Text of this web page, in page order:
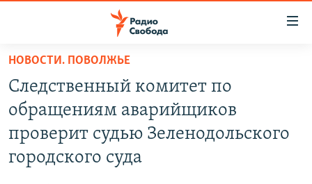
упрощенного
доступа
Вернуться
основному
содержанию
Вернутся
ПОДКАСТЫ
АВТОРСКИЕ ПРОЕКТЫ
НОВОСТИ. ПОВОЛЖЬЕ
Следственный комитет по
обращениям аварийщиков
проверит судью Зеленодольского
городского суда